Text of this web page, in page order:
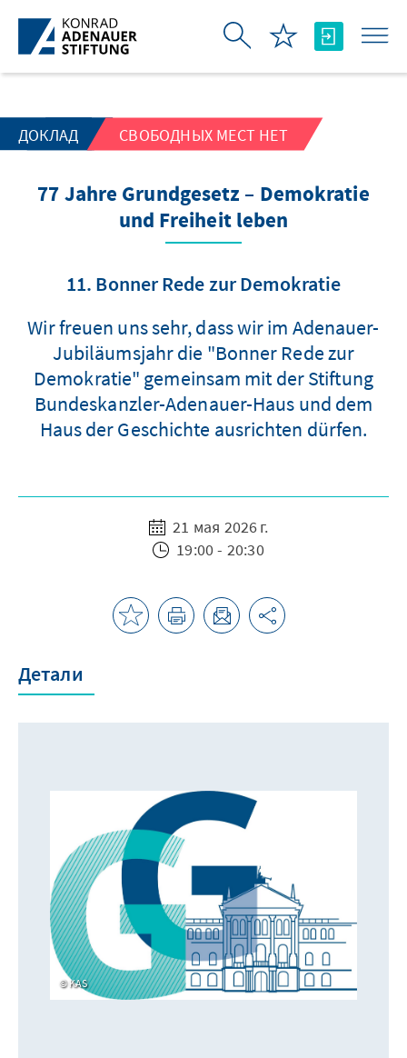
Skip to Main Content
ДОКЛАД СВОБОДНЫХ МЕСТ НЕТ
77 Jahre Grundgesetz – Demokratie
und Freiheit leben
11. Bonner Rede zur Demokratie
Wir freuen uns sehr, dass wir im Adenauer-
Jubiläumsjahr die "Bonner Rede zur
Demokratie" gemeinsam mit der Stiftung
Bundeskanzler-Adenauer-Haus und dem
Haus der Geschichte ausrichten dürfen.
21 мая 2026 г.
19:00 - 20:30
Детали
KAS